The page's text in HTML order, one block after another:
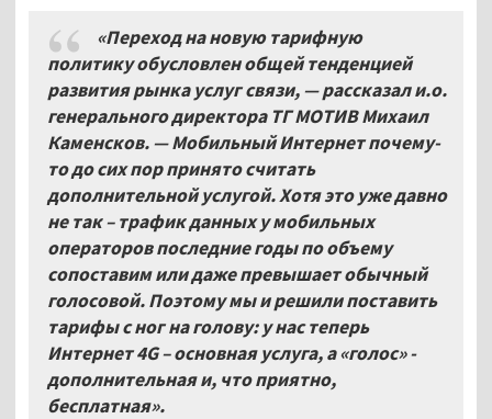
«Переход на новую тарифную
политику обусловлен общей тенденцией
развития рынка услуг связи, — рассказал и.о.
генерального директора ТГ МОТИВ Михаил
Каменсков. — Мобильный Интернет почему-
то до сих пор принято считать
дополнительной услугой. Хотя это уже давно
не так – трафик данных у мобильных
операторов последние годы по объему
сопоставим или даже превышает обычный
голосовой. Поэтому мы и решили поставить
тарифы с ног на голову: у нас теперь
Интернет 4G – основная услуга, а «голос» -
дополнительная и, что приятно,
бесплатная».